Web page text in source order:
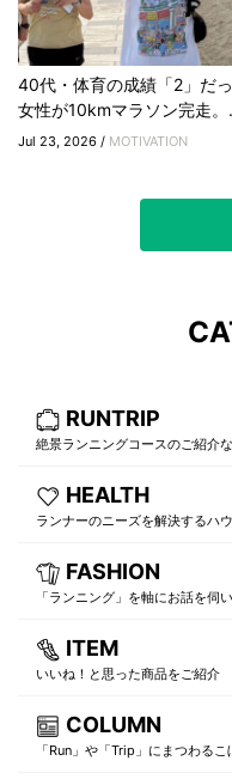
40代・体育の成績「2」だ
女性が10kmマラソン完走。
Jul 23, 2026 / MOTIVATION
RUNTRIP
絶景ランニングコースのご紹介
HEALTH
ランナーのニーズを解決するハ
FASHION
「ランニング」を軸にお話を伺
ITEM
いいね！と思った商品をご紹介
COLUMN
「Run」や「Trip」にまつわるこ